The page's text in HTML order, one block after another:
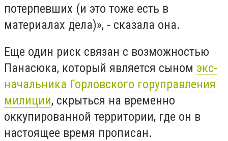
потерпевших (и это тоже есть в
материалах дела)», - сказала она.
Еще один риск связан с возможностью
Панасюка, который является сыном экс-
начальника Горловского горуправления
милиции, скрыться на временно
оккупированной территории, где он в
настоящее время прописан.